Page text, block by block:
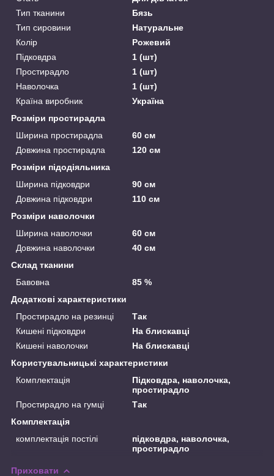
Тип тканини
Бязь
Тип сировини
Натуральне
Колір
Рожевий
Підковдра
1 (шт)
Простирадло
1 (шт)
Наволочка
1 (шт)
Країна виробник
Україна
Розміри простирадла
Ширина простирадла
60 см
Довжина простирадла
120 см
Розміри підодіяльника
Ширина підковдри
90 см
Довжина підковдри
110 см
Розміри наволочки
Ширина наволочки
60 см
Довжина наволочки
40 см
Склад тканини
Бавовна
85 %
Додаткові характеристики
Простирадло на резинці
Так
Кишені підковдри
На блискавці
Кишені наволочки
На блискавці
Користувальницькі характеристики
Комплектація
Підковдра, наволочка,
простирадло
Простирадло на гумці
Так
Комплектація
комплектація постілі
підковдра, наволочка,
простирадло
Приховати